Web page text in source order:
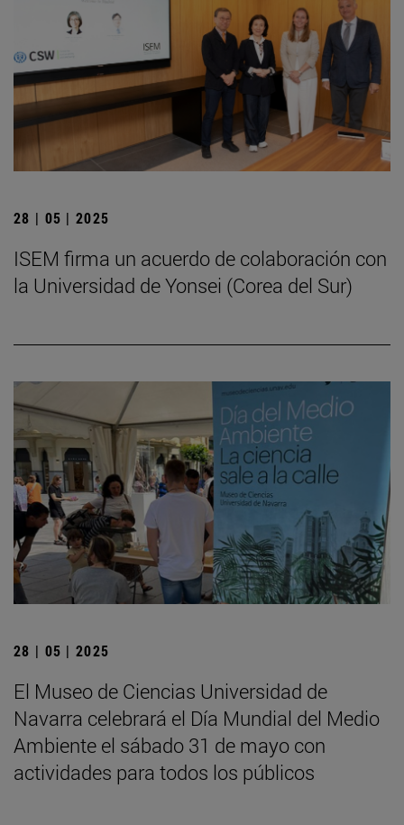
28 | 05 | 2025
ISEM firma un acuerdo de colaboración con
la Universidad de Yonsei (Corea del Sur)
28 | 05 | 2025
El Museo de Ciencias Universidad de
Navarra celebrará el Día Mundial del Medio
Ambiente el sábado 31 de mayo con
actividades para todos los públicos